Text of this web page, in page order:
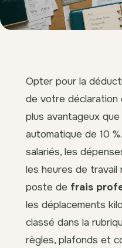
Opter pour la
de votre
plus avantageux
automatique de 10
salariés, les
les heures de
poste de frais
les déplacements
classé dans la
règles, plafonds et